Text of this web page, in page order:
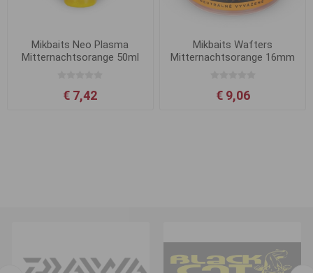
Mikbaits Neo Plasma
Mitternachtsorange 50ml
€ 7,42
Mikbaits Wafters
Mitternachtsorange 16mm
€ 9,06